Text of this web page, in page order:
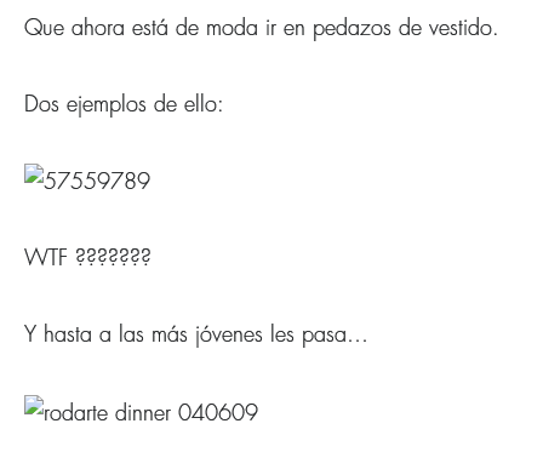
Que ahora está de moda ir en pedazos de vestido.
Dos ejemplos de ello:
WTF ???????
Y hasta a las más jóvenes les pasa…